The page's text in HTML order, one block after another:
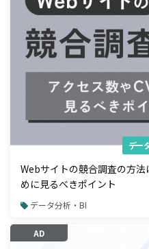
デー
Webサイトの競合調査の方
めに見るべきポイント
データ分析・BI
AD